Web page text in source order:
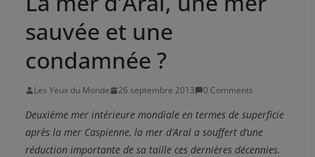
sauvée et une
condamnée ?
Les Yeux du Monde 26 septembre 2013 0 Comments
Deuxième mer intérieure mondiale en termes de superficie
après la mer Caspienne, la mer d’Aral a souffert d’une
réduction importante de sa taille ces dernières décennies.